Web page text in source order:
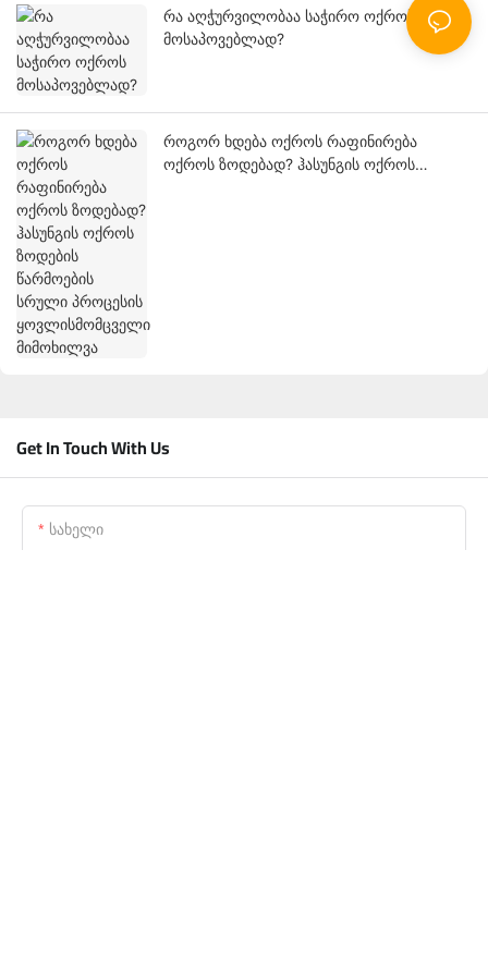
რა აღჭურვილობაა საჭირო ოქროს
მოსაპოვებლად?
როგორ ხდება ოქროს რაფინირება
ოქროს ზოდებად? ჰასუნგის ოქროს
Get In Touch With Us
Სახელი